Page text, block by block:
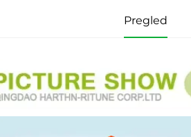
Pregled